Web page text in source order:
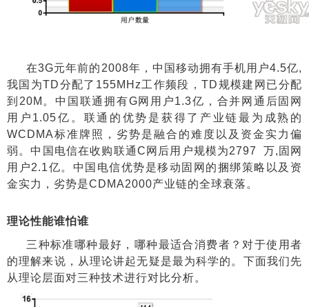
在3G元年前的 2008年，中国移动拥有手机用户4.5亿,
我国为TD分配了 155MHz工作频段，TD规模建网已分配
到 20M 。中国联通拥有G网用户1.3亿，合并网通后固网
用户 1.05亿。联通的优势是获得了产业链最为成熟的
WCDMA标准牌照，劣势是融合的难度以及资金实力偏
弱。中国电信在收购联通C 网后用户规模为2797 万, 固网
用户2.1亿。中国电信优势是移动固网的捆绑策略以及资
金实力，劣势是CDMA2000产业链的全球衰落。
理论性能谁怕谁
三种标准哪种最好，哪种最适合消费者？对于使用者
的理解来说，从理论讲起无疑是最为科学的。下面我们先
从理论层面对三种技术进行对比分析。